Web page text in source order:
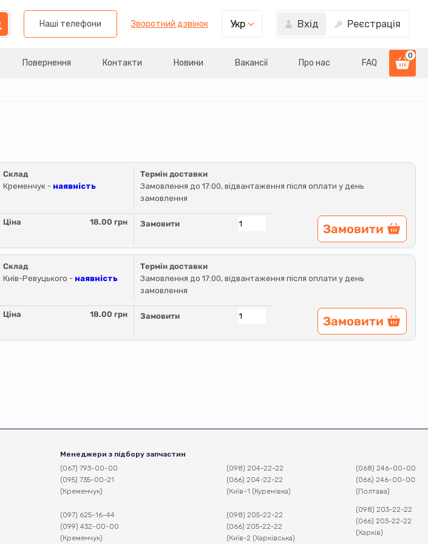
Наші телефони Зворотний дзвінок Укр Вхід Реєстрація
Повернення Контакти Новини Вакансії Про нас FAQ
0
Склад
Кременчук - наявність
Термін доставки
Замовлення до 17:00, відвантаження після оплати у день
замовлення
Ціна 18.00 грн Замовити Замовити
Склад
Київ-Ревуцького - наявність
Термін доставки
Замовлення до 17:00, відвантаження після оплати у день
замовлення
Ціна 18.00 грн Замовити Замовити
Менеджери з підбору запчастин
(067) 793-00-00
(095) 735-00-21
(Кременчук)
(097) 625-16-44
(099) 432-00-00
(Кременчук)
(098) 204-22-22
(066) 204-22-22
(Київ-1 (Куренівка)
(098) 205-22-22
(066) 205-22-22
(Київ-2 (Харківська)
(068) 246-00-00
(066) 246-00-00
(Полтава)
(098) 203-22-22
(066) 203-22-22
(Харків)